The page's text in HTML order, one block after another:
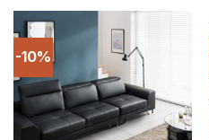
-10%